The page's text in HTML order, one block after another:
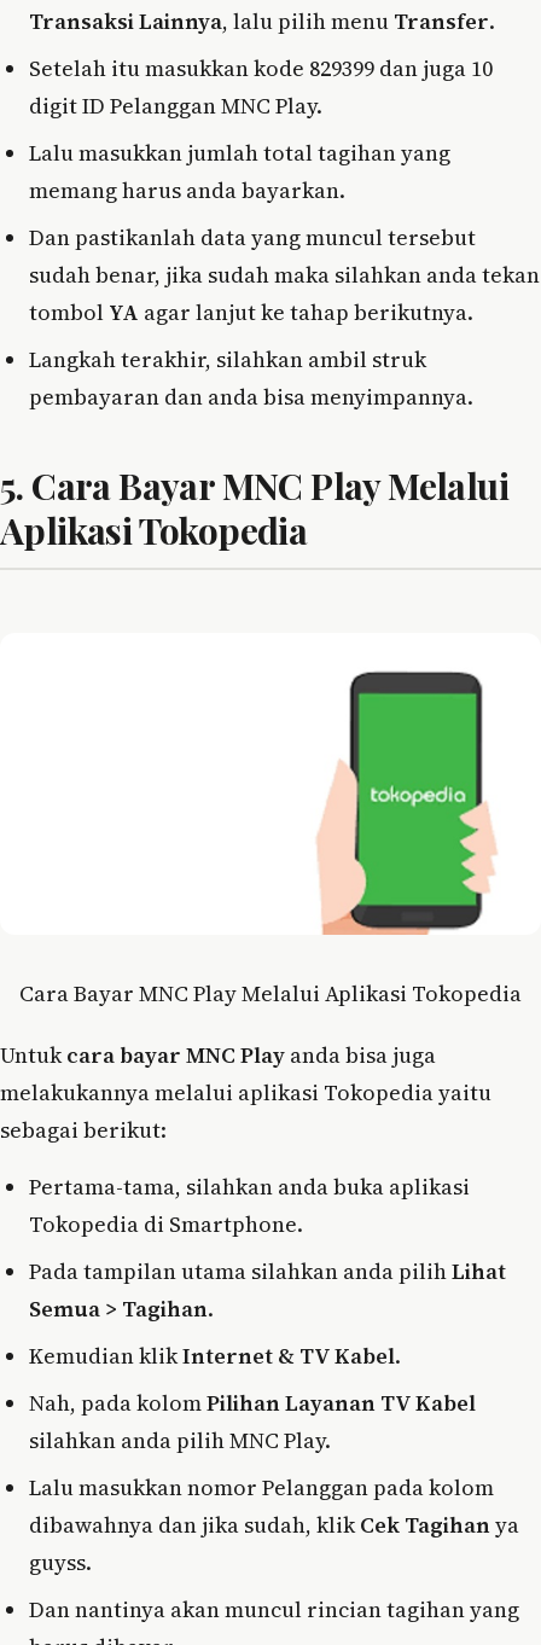
Transaksi Lainnya, lalu pilih menu Transfer.
Setelah itu masukkan kode 829399 dan juga 10
digit ID Pelanggan MNC Play.
Lalu masukkan jumlah total tagihan yang
memang harus anda bayarkan.
Dan pastikanlah data yang muncul tersebut
sudah benar, jika sudah maka silahkan anda tekan
tombol YA agar lanjut ke tahap berikutnya.
Langkah terakhir, silahkan ambil struk
pembayaran dan anda bisa menyimpannya.
5. Cara Bayar MNC Play Melalui
Aplikasi Tokopedia
Cara Bayar MNC Play Melalui Aplikasi Tokopedia
Untukcara bayar MNC Play anda bisa juga
melakukannya melalui aplikasi Tokopedia yaitu
sebagai berikut:
Pertama-tama, silahkan anda buka aplikasi
Tokopedia di Smartphone.
Pada tampilan utama silahkan anda pilihLihat
Semua > Tagihan.
Kemudian klikInternet & TV Kabel.
Nah, pada kolomPilihan Layanan TV Kabel
silahkan anda pilih MNC Play.
Lalu masukkan nomor Pelanggan pada kolom
dibawahnya dan jika sudah, klikCek Tagihanya
guyss.
Dan nantinya akan muncul rincian tagihan yang